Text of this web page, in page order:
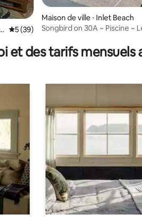
: 5 sur 5
Évaluation moyenne sur la base de 39
5 (39)
Maison de ville ⋅ Inlet Beach
Songbird on 30A ~ Piscine ~
et des tarifs mensuels